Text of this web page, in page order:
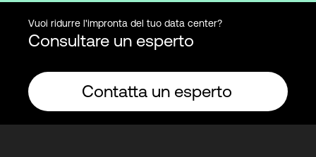
Vuoi ridurre l'impronta del tuo data center?
Consultare un esperto
Contatta un esperto